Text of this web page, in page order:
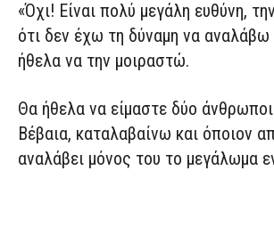
«Όχι! Είναι πολύ μεγάλη ευθύνη,
ότι δεν έχω τη δύναμη να
ήθελα να την μοιραστώ.
Θα ήθελα να είμαστε δύο
Βέβαια, καταλαβαίνω και όποιον
αναλάβει μόνος του το μεγάλωμα